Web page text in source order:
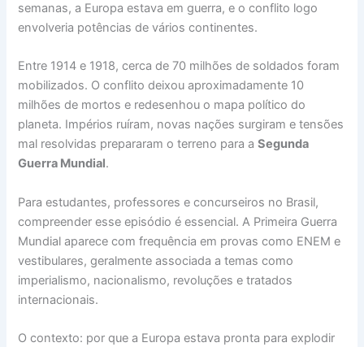
semanas, a Europa estava em guerra, e o conflito logo
envolveria potências de vários continentes.
Entre 1914 e 1918, cerca de 70 milhões de soldados foram
mobilizados. O conflito deixou aproximadamente 10
milhões de mortos e redesenhou o mapa político do
planeta. Impérios ruíram, novas nações surgiram e tensões
mal resolvidas prepararam o terreno para aSegunda
Guerra Mundial.
Para estudantes, professores e concurseiros no Brasil,
compreender esse episódio é essencial. A Primeira Guerra
Mundial aparece com frequência em provas como ENEM e
vestibulares, geralmente associada a temas como
imperialismo, nacionalismo, revoluções e tratados
internacionais.
O contexto: por que a Europa estava pronta para explodir